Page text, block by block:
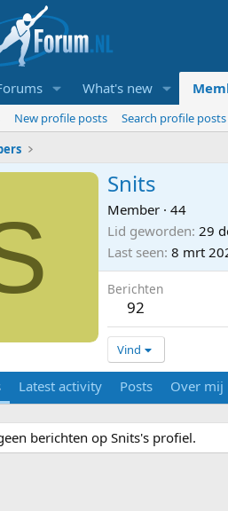
What's new
New profile posts
Search profile posts
Snits
Member · 44
Lid geworden 29
Last seen 8 mrt
Berichten
92
Vind
Latest activity Posts Over mij
berichten op Snits's profiel.